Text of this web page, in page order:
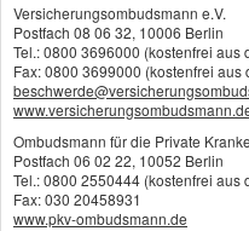
Versicherungsombudsmann e.V.
Postfach 08 06 32, 10006 Berlin
Tel.: 0800 3696000 (kostenfrei aus
Fax: 0800 3699000 (kostenfrei aus
Ombudsmann für die Private
Postfach 06 02 22, 10052 Berlin
Tel.: 0800 2550444 (kostenfrei aus
Fax: 030 20458931
www.pkv-ombudsmann.de